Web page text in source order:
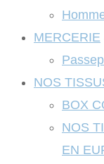
MERCERIE
NOS
BOX
NOS
EN